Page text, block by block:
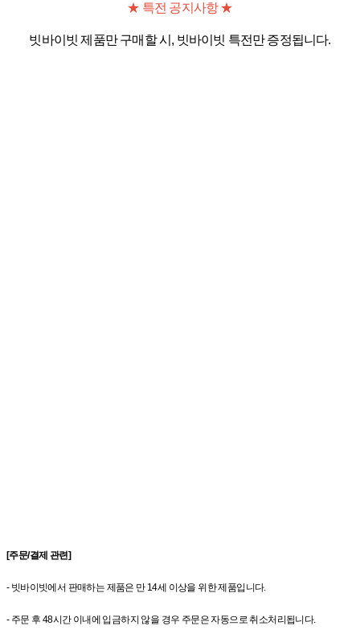
★ 특전 공지사항 ★
빗바이빗 제품만 구매할 시, 빗바이빗 특전만 증정됩니다.
[주문/결제 관련]
- 빗바이빗에서 판매하는 제품은 만 14세 이상을 위한 제품입니다.
- 주문 후 48시간 이내에 입금하지 않을 경우 주문은 자동으로 취소처리됩니다.